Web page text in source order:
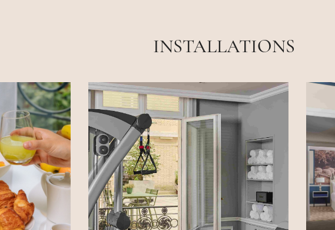
INSTALLATIONS